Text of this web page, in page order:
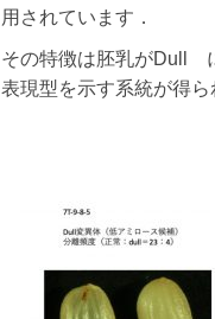
用されています．
その特徴は胚乳がDull
表現型を示す系統が得ら